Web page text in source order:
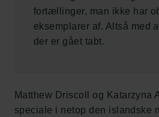
fortællinger, man ikke har
eksemplarer af. Altså med
der er gået tabt.
Matthew Driscoll og Katarzyna
speciale i netop den islandske